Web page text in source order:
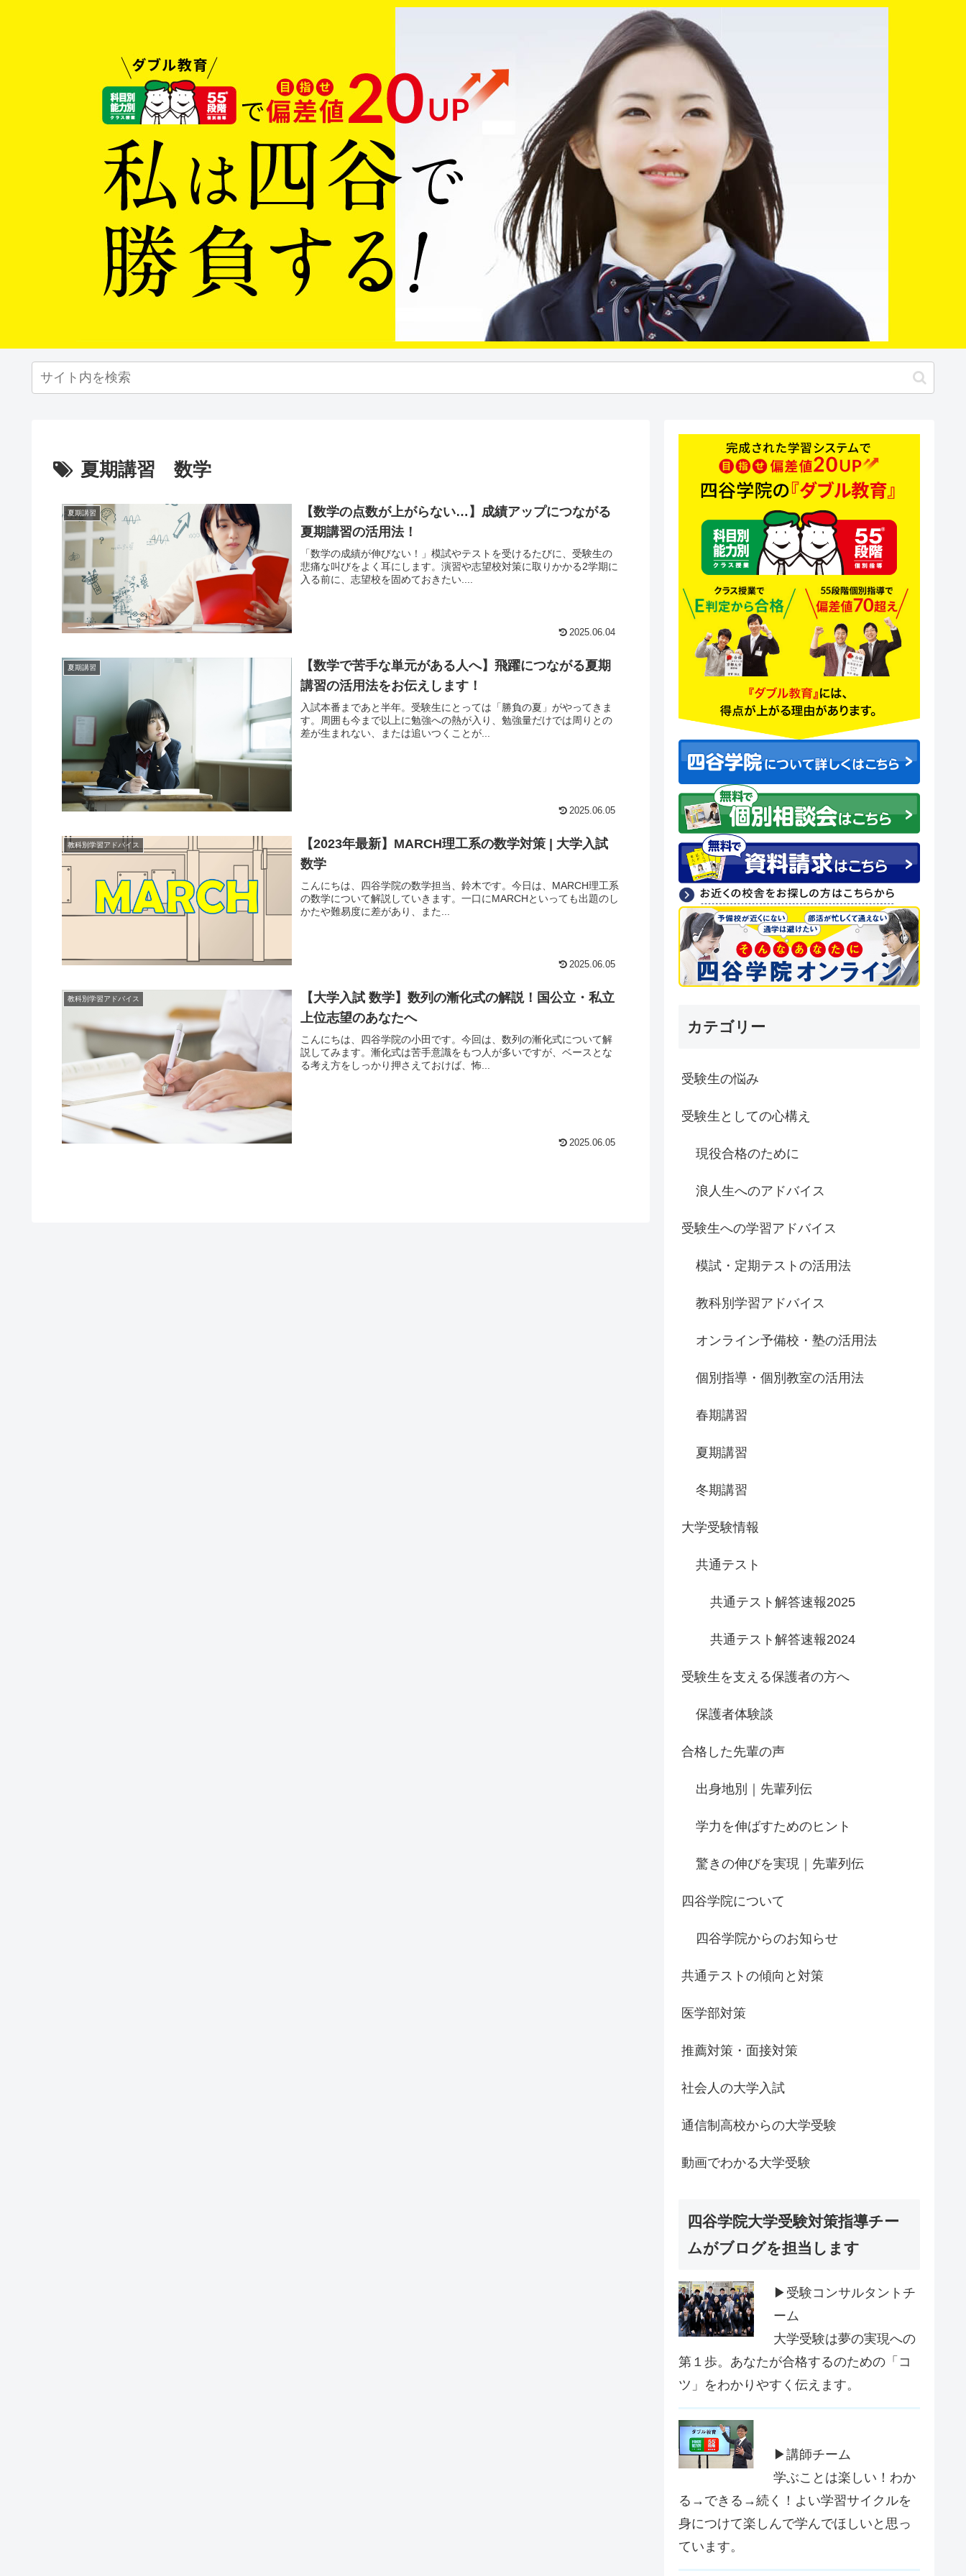
夏期講習 数学
夏期講習
【数学の点数が上がらない…】成績アップにつながる
夏期講習の活用法！
「数学の成績が伸びない！」模試やテストを受けるたびに、受験生の
悲痛な叫びをよく耳にします。演習や志望校対策に取りかかる2学期に
入る前に、志望校を固めておきたい....
2025.06.04
夏期講習
【数学で苦手な単元がある人へ】飛躍につながる夏期
講習の活用法をお伝えします！
入試本番まであと半年。受験生にとっては「勝負の夏」がやってきま
す。周囲も今まで以上に勉強への熱が入り、勉強量だけでは周りとの
差が生まれない、または追いつくことが...
2025.06.05
教科別学習アドバイス
【2023年最新】MARCH理工系の数学対策 | 大学入試
数学
こんにちは、四谷学院の数学担当、鈴木です。今日は、MARCH理工系
の数学について解説していきます。一口にMARCHといっても出題のし
かたや難易度に差があり、また...
2025.06.05
教科別学習アドバイス
【大学入試 数学】数列の漸化式の解説！国公立・私立
上位志望のあなたへ
こんにちは、四谷学院の小田です。今回は、数列の漸化式について解
説してみます。漸化式は苦手意識をもつ人が多いですが、ベースとな
る考え方をしっかり押さえておけば、怖...
2025.06.05
カテゴリー
受験生の悩み
受験生としての心構え
現役合格のために
浪人生へのアドバイス
受験生への学習アドバイス
模試・定期テストの活用法
教科別学習アドバイス
オンライン予備校・塾の活用法
個別指導・個別教室の活用法
春期講習
夏期講習
冬期講習
大学受験情報
共通テスト
共通テスト解答速報2025
共通テスト解答速報2024
受験生を支える保護者の方へ
保護者体験談
合格した先輩の声
出身地別｜先輩列伝
学力を伸ばすためのヒント
驚きの伸びを実現｜先輩列伝
四谷学院について
四谷学院からのお知らせ
共通テストの傾向と対策
医学部対策
推薦対策・面接対策
社会人の大学入試
通信制高校からの大学受験
動画でわかる大学受験
四谷学院大学受験対策指導チー
ムがブログを担当します
▶受験コンサルタントチ
ーム
大学受験は夢の実現への
第１歩。あなたが合格するのための「コ
ツ」をわかりやすく伝えます。
▶講師チーム
学ぶことは楽しい！わか
る→できる→続く！よい学習サイクルを
身につけて楽しんで学んでほしいと思っ
ています。